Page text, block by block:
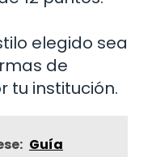
elegido sea
de
tu institución.
Guía